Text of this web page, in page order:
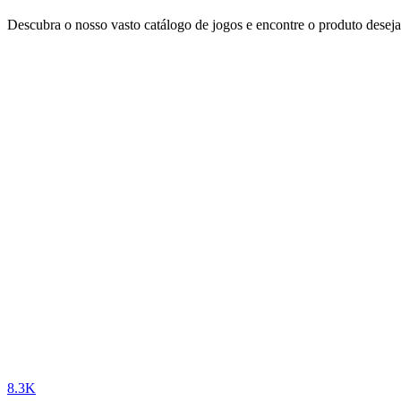
Descubra o nosso vasto catálogo de jogos e encontre o produto
8.3K